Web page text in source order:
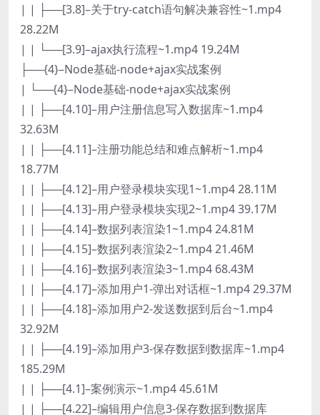
| | ├──[3.8]–关于try-catch语句解决兼容性~1.mp4
28.22M
| | └──[3.9]–ajax执行流程~1.mp4 19.24M
├──{4}–Node基础-node+ajax实战案例
| └──{4}–Node基础-node+ajax实战案例
| | ├──[4.10]–用户注册信息写入数据库~1.mp4
32.63M
| | ├──[4.11]–注册功能总结和难点解析~1.mp4
18.77M
| | ├──[4.12]–用户登录模块实现1~1.mp4 28.11M
| | ├──[4.13]–用户登录模块实现2~1.mp4 39.17M
| | ├──[4.14]–数据列表渲染1~1.mp4 24.81M
| | ├──[4.15]–数据列表渲染2~1.mp4 21.46M
| | ├──[4.16]–数据列表渲染3~1.mp4 68.43M
| | ├──[4.17]–添加用户1-弹出对话框~1.mp4 29.37M
| | ├──[4.18]–添加用户2-发送数据到后台~1.mp4
32.92M
| | ├──[4.19]–添加用户3-保存数据到数据库~1.mp4
185.29M
| | ├──[4.1]–案例演示~1.mp4 45.61M
| | ├──[4.22]–编辑用户信息3-保存数据到数据库